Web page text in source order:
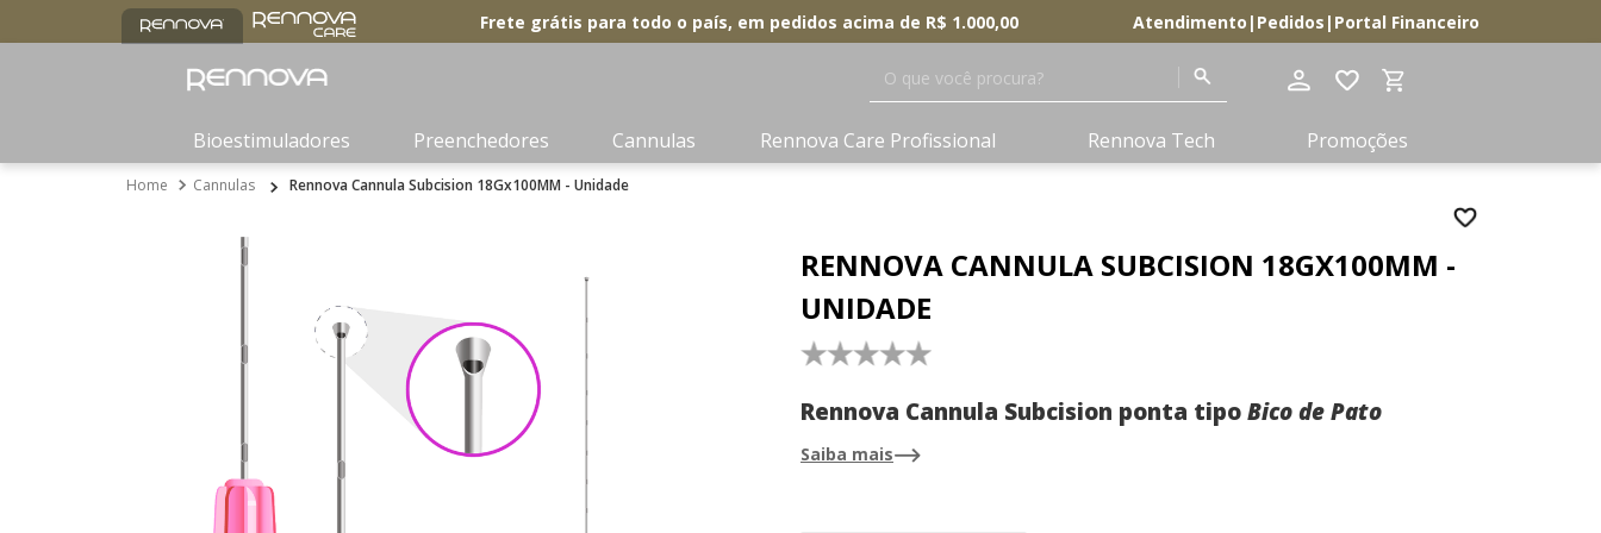
Frete grátis para todo o país, em pedidos acima de R$ 1.000,00 Atendimento | Pedidos | Portal Financeiro
O que você procura?
Bioestimuladores Preenchedores Cannulas Rennova Care Profissional Rennova Tech Promoções
Cannulas Rennova Cannula Subcision 18Gx100MM - Unidade
RENNOVA CANNULA SUBCISION 18GX100MM -
UNIDADE
☆☆☆☆☆
Rennova Cannula Subcision ponta tipo Bico de Pato
corporais - Unidade
Saiba mais
Termos mais
buscados
3 lips
6º body